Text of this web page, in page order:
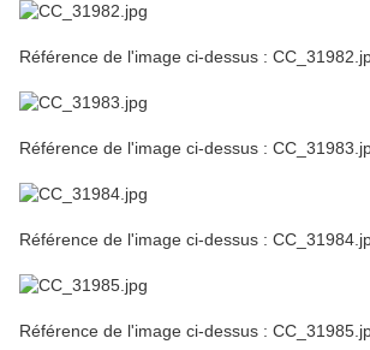
Référence de l'image ci-dessus :
Référence de l'image ci-dessus :
Référence de l'image ci-dessus :
Référence de l'image ci-dessus :